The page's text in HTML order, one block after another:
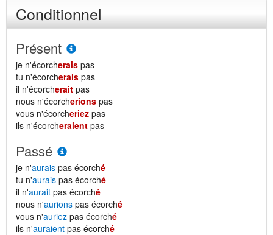
Conditionnel
Présent
je n'écorcherais pas
tu n'écorcherais pas
il n'écorcherait pas
nous n'écorcherions pas
vous n'écorcheriez pas
ils n'écorcheraient pas
Passé
je n'aurais pas écorché
tu n'aurais pas écorché
il n'aurait pas écorché
nous n'aurions pas écorché
vous n'auriez pas écorché
ils n'auraient pas écorché